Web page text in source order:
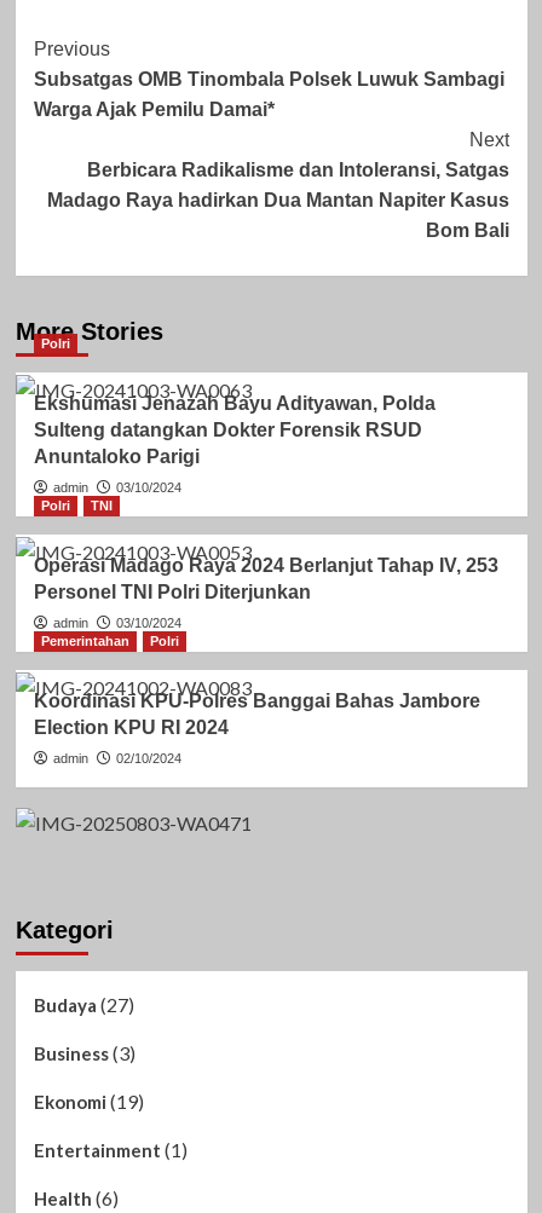
Post
Navigation
Previous
Subsatgas OMB Tinombala Polsek Luwuk Sambagi
Warga Ajak Pemilu Damai*
Next
Berbicara Radikalisme dan Intoleransi, Satgas
Madago Raya hadirkan Dua Mantan Napiter Kasus
Bom Bali
More Stories
Polri
Ekshumasi Jenazah Bayu Adityawan, Polda
Sulteng datangkan Dokter Forensik RSUD
Anuntaloko Parigi
admin
03/10/2024
Polri
TNI
Operasi Madago Raya 2024 Berlanjut Tahap IV, 253
Personel TNI Polri Diterjunkan
admin
03/10/2024
Pemerintahan
Polri
Koordinasi KPU-Polres Banggai Bahas Jambore
Election KPU RI 2024
admin 02/10/2024
Kategori
Budaya (27)
Business(3)
Ekonomi (19)
Entertainment (1)
Health (6)